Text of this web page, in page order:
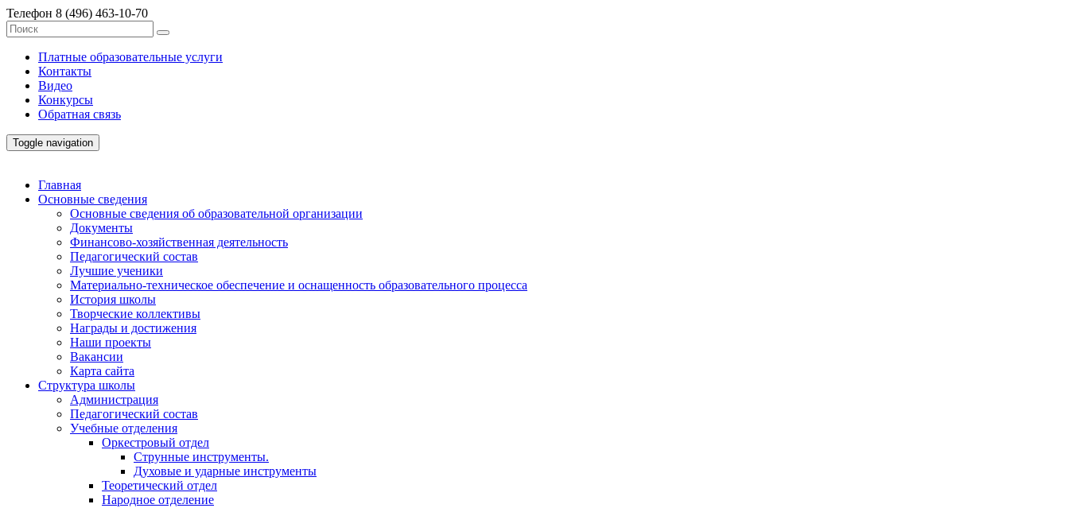
Телефон 8 (496) 463-10-70
Платные образовательные услуги
Контакты
Видео
Конкурсы
Обратная связь
Toggle navigation
Главная
Основные сведения
Основные сведения об образовательной организации
Документы
Финансово-хозяйственная деятельность
Педагогический состав
Лучшие ученики
Материально-техническое обеспечение и оснащенность образовательного процесса
История школы
Творческие коллективы
Награды и достижения
Наши проекты
Вакансии
Карта сайта
Структура школы
Администрация
Педагогический состав
Учебные отделения
Оркестровый отдел
Струнные инструменты.
Духовые и ударные инструменты
Теоретический отдел
Народное отделение